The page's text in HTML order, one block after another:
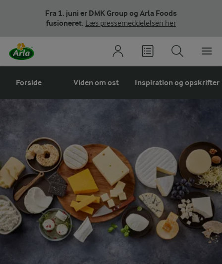
Fra 1. juni er DMK Group og Arla Foods
fusioneret. Læs pressemeddelelsen her
Forside Viden om ost Inspiration og opskrifter